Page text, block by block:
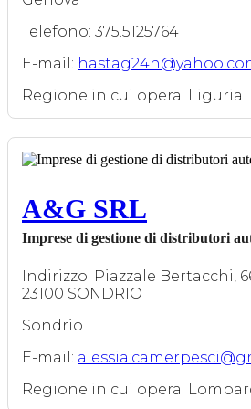
Telefono: 375.5125764
E-mail:
Regione in cui opera: Liguria
A&G SRL
Imprese di gestione di distributori
Indirizzo: Piazzale Bertacchi,
23100 SONDRIO
Sondrio
E-mail:
Regione in cui opera: